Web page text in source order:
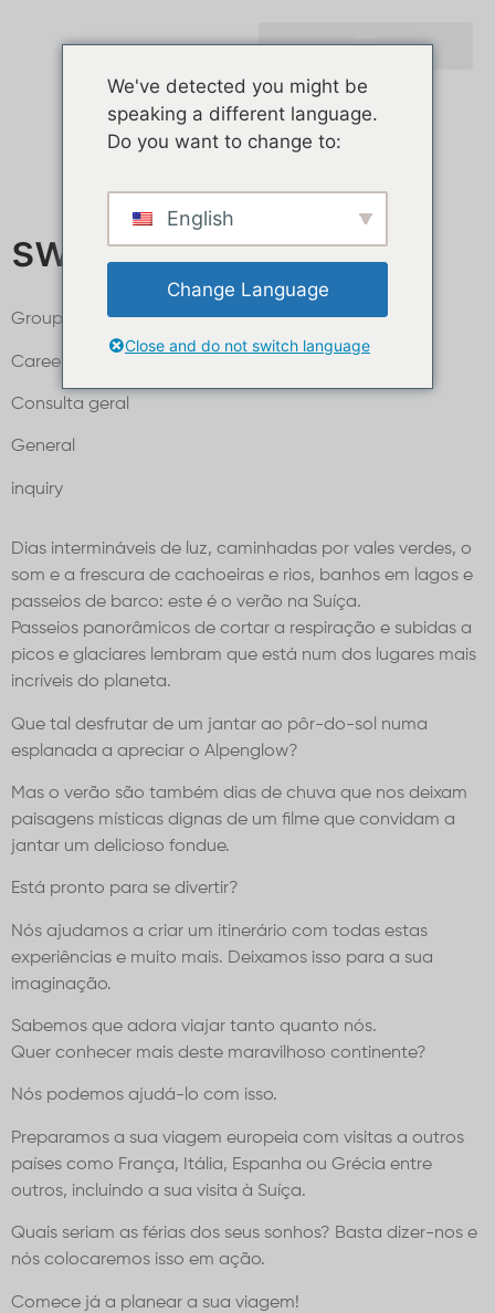
switzerland traduc
Groups
Careers
Consulta geral
General
inquiry
Dias intermináveis de luz, caminhadas por vales verdes, o
som e a frescura de cachoeiras e rios, banhos em lagos e
passeios de barco: este é o verão na Suíça.
Passeios panorâmicos de cortar a respiração e subidas a
picos e glaciares lembram que está num dos lugares mais
incríveis do planeta.
Que tal desfrutar de um jantar ao pôr-do-sol numa
esplanada a apreciar o Alpenglow?
Mas o verão são também dias de chuva que nos deixam
paisagens místicas dignas de um filme que convidam a
jantar um delicioso fondue.
Está pronto para se divertir?
Nós ajudamos a criar um itinerário com todas estas
experiências e muito mais. Deixamos isso para a sua
imaginação.
Sabemos que adora viajar tanto quanto nós.
Quer conhecer mais deste maravilhoso continente?
Nós podemos ajudá-lo com isso.
Preparamos a sua viagem europeia com visitas a outros
países como França, Itália, Espanha ou Grécia entre
outros, incluindo a sua visita à Suíça.
Quais seriam as férias dos seus sonhos? Basta dizer-nos e
nós colocaremos isso em ação.
Comece já a planear a sua viagem!
We've detected you might be
speaking a different language.
Do you want to change to:
English
Change Language
Close and do not switch language